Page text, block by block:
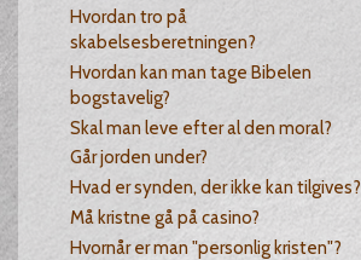
Hvordan tro på
skabelsesberetningen?
Hvordan kan man tage Bibelen
bogstavelig?
Skal man leve efter al den moral?
Går jorden under?
Hvad er synden, der ikke kan tilgives?
Må kristne gå på casino?
Hvornår er man "personlig kristen"?